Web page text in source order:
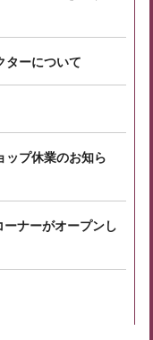
ターについて
ップ休業のお知ら
ーナーがオープンし